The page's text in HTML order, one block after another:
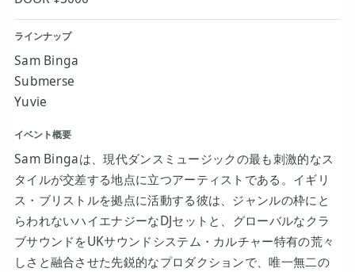
ラインナップ
Sam Binga
Submerse
Yuvie
イベント概要
Sam Bingaは、現代ダンスミュージックの最も刺激的なス
タイルが交差する地点に立つアーティストである。イギリ
ス・ブリストルを拠点に活動する彼は、ジャンルの枠にと
らわれないハイエナジーなDJセットと、グローバルなクラ
ブサウンドをUKサウンドシステム・カルチャー特有の荒々
しさと融合させた先鋭的なプロダクションで、唯一無二の